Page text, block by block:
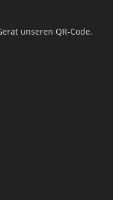
unseren QR-Code.